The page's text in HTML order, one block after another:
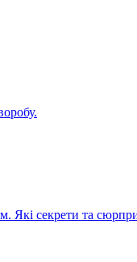
Які секрети та